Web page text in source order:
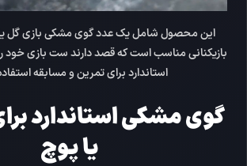
این محصول شاملیک عدد گوی مشکی بازی گل
بازیکنانی مناسب است که قصد دارند ست بازی خود
استاندارد برای تمرین و مسابقه
گوی مشکی استاندارد
یا پوچ